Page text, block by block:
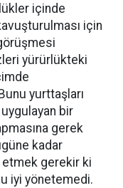
içinde
için
yürürlükteki
yurttaşları
uygulayan bir
gerek
kadar
etmek gerekir ki
iyi yönetemedi.